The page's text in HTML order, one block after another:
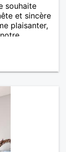
souhaite
et sincère
plaisanter,
de
se détendre
difficile
vous